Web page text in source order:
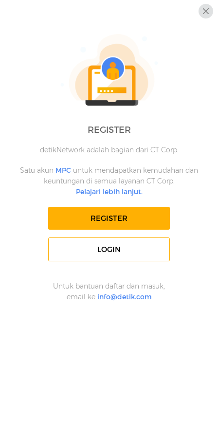
REGISTER
detikNetwork adalah bagian dari CT Corp.
Satu akun MPC untuk mendapatkan kemudahan dan
keuntungan di semua layanan CT Corp.
Pelajari lebih lanjut.
REGISTER
LOGIN
Untuk bantuan daftar dan masuk,
email ke info@detik.com